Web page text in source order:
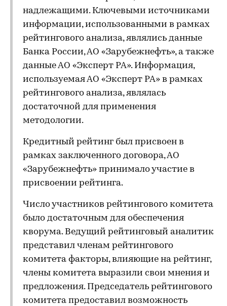
надлежащими. Ключевыми источниками
информации, использованными в рамках
рейтингового анализа, являлись данные
Банка России, АО «Зарубежнефть», а также
данные АО «Эксперт РА». Информация,
используемая АО «Эксперт РА» в рамках
рейтингового анализа, являлась
достаточной для применения
методологии.
Кредитный рейтинг был присвоен в
рамках заключенного договора, АО
«Зарубежнефть» принимало участие в
присвоении рейтинга.
Число участников рейтингового комитета
было достаточным для обеспечения
кворума. Ведущий рейтинговый аналитик
представил членам рейтингового
комитета факторы, влияющие на рейтинг,
члены комитета выразили свои мнения и
предложения. Председатель рейтингового
комитета предоставил возможность